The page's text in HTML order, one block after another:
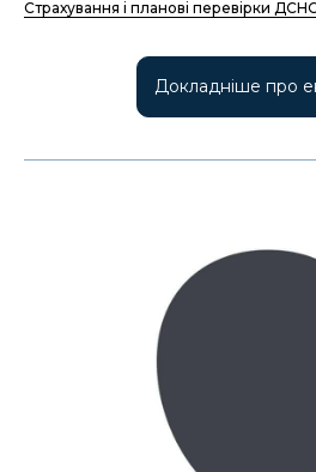
Страхування і планові перевірки
Докладніше про